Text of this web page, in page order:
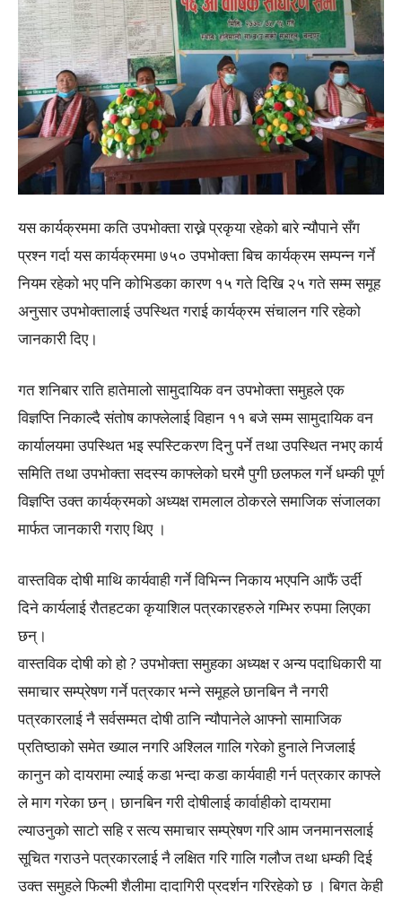
यस कार्यक्रममा कति उपभोक्ता राख्ने प्रकृया रहेको बारे न्यौपाने सँग
प्रश्न गर्दा यस कार्यक्रममा ७५० उपभोक्ता बिच कार्यक्रम सम्पन्न गर्ने
नियम रहेको भए पनि कोभिडका कारण १५ गते दिखि २५ गते सम्म समूह
अनुसार उपभोक्तालाई उपस्थित गराई कार्यक्रम संचालन गरि रहेको
जानकारी दिए।
गत शनिबार राति हातेमालो सामुदायिक वन उपभोक्ता समुहले एक
विज्ञप्ति निकाल्दै संतोष काफ्लेलाई विहान ११ बजे सम्म सामुदायिक वन
कार्यालयमा उपस्थित भइ स्पस्टिकरण दिनु पर्ने तथा उपस्थित नभए कार्य
समिति तथा उपभोक्ता सदस्य काफ्लेको घरमै पुगी छलफल गर्ने धम्की पूर्ण
विज्ञप्ति उक्त कार्यक्रमको अध्यक्ष रामलाल ठोकरले समाजिक संजालका
मार्फत जानकारी गराए थिए ।
वास्तविक दोषी माथि कार्यवाही गर्ने विभिन्न निकाय भएपनि आफैं उर्दी
दिने कार्यलाई रौतहटका कृयाशिल पत्रकारहरुले गम्भिर रुपमा लिएका
छन्।
वास्तविक दोषी को हो ? उपभोक्ता समुहका अध्यक्ष र अन्य पदाधिकारी या
समाचार सम्प्रेषण गर्ने पत्रकार भन्ने समूहले छानबिन नै नगरी
पत्रकारलाई नै सर्वसम्मत दोषी ठानि न्यौपानेले आफ्नो सामाजिक
प्रतिष्ठाको समेत ख्याल नगरि अश्लिल गालि गरेको हुनाले निजलाई
कानुन को दायरामा ल्याई कडा भन्दा कडा कार्यवाही गर्न पत्रकार काफ्ले
ले माग गरेका छन्। छानबिन गरी दोषीलाई कार्वाहीको दायरामा
ल्याउनुको साटो सहि र सत्य समाचार सम्प्रेषण गरि आम जनमानसलाई
सूचित गराउने पत्रकारलाई नै लक्षित गरि गालि गलौज तथा धम्की दिई
उक्त समुहले फिल्मी शैलीमा दादागिरी प्रदर्शन गरिरहेको छ । बिगत केही